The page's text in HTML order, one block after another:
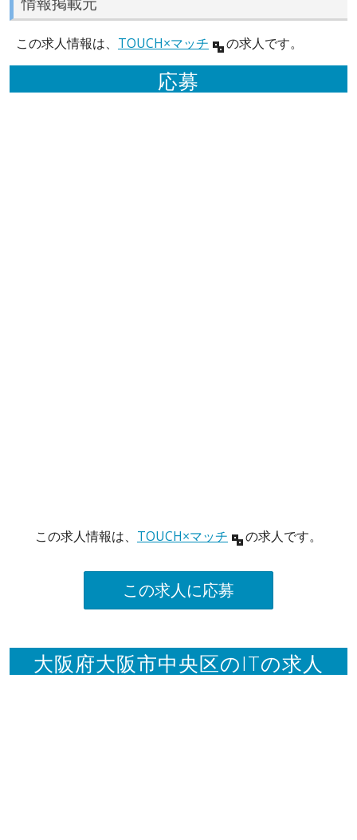
この求人情報は、 TOUCH×マッチ の求人です。
応募
この求人情報は、 TOUCH×マッチ の求人です。
この求人に応募
大阪府大阪市中央区のITの求人